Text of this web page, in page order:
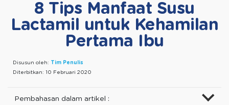
8 Tips Manfaat Susu
Lactamil untuk Kehamilan
Pertama Ibu
Disusun oleh: Tim Penulis
Diterbitkan: 10 Februari 2020
Pembahasan dalam artikel :